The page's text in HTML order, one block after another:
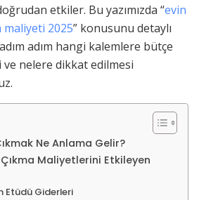
etkiler. Bu yazımızda “evin
maliyeti 2025” konusunu detaylı
adım hangi kalemlere bütçe
ve nelere dikkat edilmesi
Ne Anlama Gelir?
Çıkma Maliyetlerini Etkileyen
Etüdü Giderleri